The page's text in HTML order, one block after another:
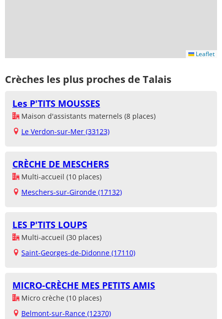
Leaflet
Crèches les plus proches de Talais
Les P'TITS MOUSSES
Maison d'assistants maternels (8 places)
Le Verdon-sur-Mer (33123)
CRÈCHE DE MESCHERS
Multi-accueil (10 places)
Meschers-sur-Gironde (17132)
LES P'TITS LOUPS
Multi-accueil (30 places)
Saint-Georges-de-Didonne (17110)
MICRO-CRÈCHE MES PETITS AMIS
Micro crèche (10 places)
Belmont-sur-Rance (12370)